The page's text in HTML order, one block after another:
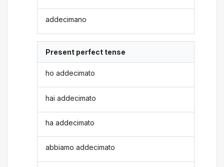
addecimano
Present perfect tense
ho addecimato
hai addecimato
ha addecimato
abbiamo addecimato